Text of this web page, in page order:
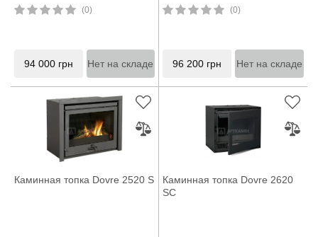
(0)
94 000 грн Нет на складе
(0)
96 200 грн Нет на складе
Каминная топка Dovre 2520 S
Каминная топка Dovre 2620
SC